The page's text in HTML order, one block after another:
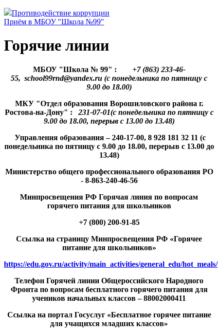
Противодействие коррупции
Приём в МБОУ "Школа №99"
Горячие линии
МБОУ "Школа № 99" : +7 (863) 233-46-
55, school99rnd@yandex.ru (с понедельника по пятницу с
9.00 до 18.00)
МКУ "Отдел образования Ворошиловского района г.
Ростова-на-Дону" : 231-07-01(с понедельника по пятницу с
9.00 до 18.00, перерыв с 13.00 до 13.48)
Управления образования – 240-17-00, 8 928 181 32 11 (с
понедельника по пятницу с 9.00 до 18.00, перерыв с 13.00 до
13.48)
Министерство общего профессионального образования РО
- 8-863-240-46-56
Минпросвещения РФ Горячая линия по вопросам
горячего питания для школьников
+7 (800) 200-91-85
Ссылка на страницу Минпросвещения РФ «Горячее
питание для школьников»
https://edu.gov.ru/activity/main_activities/general_edu/hot_meals/
Телефон Горячей линии Общероссийского Народного
Фронта по вопросам бесплатного горячего питания для
учеников начальных классов – 88002000411
Ссылка на портал Госуслуг «Бесплатное горячее питание
для учащихся младших классов»